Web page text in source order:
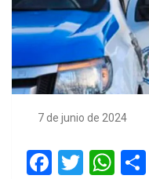
7 de junio de 2024
F
T
W